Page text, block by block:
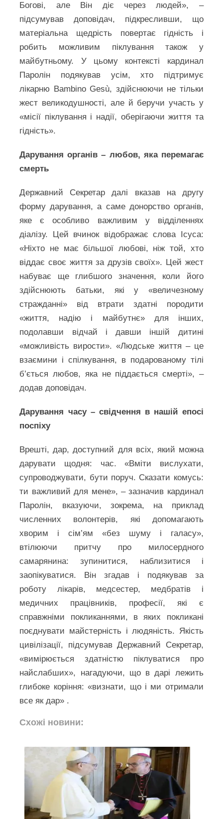
Богові, але Він діє через людей», –
підсумував доповідач, підкресливши, що
матеріальна щедрість повертає гідність і
робить можливим піклування також у
майбутньому. У цьому контексті кардинал
Паролін подякував усім, хто підтримує
лікарню Bambino Gesù, здійснюючи не тільки
жест великодушності, але й беручи участь у
«місії піклування і надії, оберігаючи життя та
гідність».
Дарування органів – любов, яка перемагає
смерть
Державний Секретар далі вказав на другу
форму дарування, а саме донорство органів,
яке є особливо важливим у відділеннях
діалізу. Цей вчинок відображає слова Ісуса:
«Ніхто не має більшої любові, ніж той, хто
віддає своє життя за друзів своїх». Цей жест
набуває ще глибшого значення, коли його
здійснюють батьки, які у «величезному
стражданні» від втрати здатні породити
«життя, надію і майбутнє» для інших,
подолавши відчай і давши іншій дитині
«можливість вирости». «Людське життя – це
взаємини і спілкування, в подарованому тілі
б’ється любов, яка не піддається смерті», –
додав доповідач.
Дарування часу – свідчення в нашій епосі
поспіху
Врешті, дар, доступний для всіх, який можна
дарувати щодня: час. «Вміти вислухати,
супроводжувати, бути поруч. Сказати комусь:
ти важливий для мене», – зазначив кардинал
Паролін, вказуючи, зокрема, на приклад
численних волонтерів, які допомагають
хворим і сім’ям «без шуму і галасу»,
втілюючи притчу про милосердного
самарянина: зупинитися, наблизитися і
заопікуватися. Він згадав і подякував за
роботу лікарів, медсестер, медбратів і
медичних працівників, професії, які є
справжніми покликаннями, в яких покликані
поєднувати майстерність і людяність. Якість
цивілізації, підсумував Державний Секретар,
«вимірюється здатністю піклуватися про
найслабших», нагадуючи, що в дарі лежить
глибоке коріння: «визнати, що і ми отримали
все як дар» .
Схожі новини: